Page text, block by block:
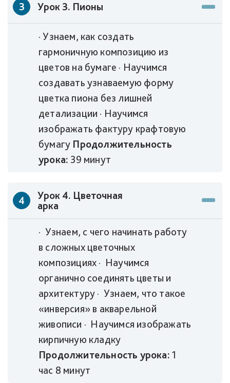
3 Урок 3. Пионы
· Узнаем, как создать
гармоничную композицию из
цветов на бумаге · Научимся
создавать узнаваемую форму
цветка пиона без лишней
детализации · Научимся
изображать фактуру крафтовую
бумагу Продолжительность
урока: 39 минут
4
Урок 4. Цветочная
арка
· Узнаем, с чего начинать работу
в сложных цветочных
композициях · Научимся
органично соединять цветы и
архитектуру · Узнаем, что такое
«инверсия» в акварельной
живописи · Научимся изображать
кирпичную кладку
Продолжительность урока: 1
час 8 минут